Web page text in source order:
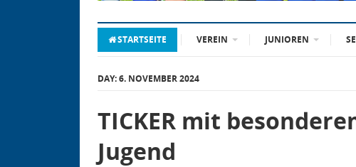
STARTSEITE VEREIN JUNIOREN
DAY:6. NOVEMBER 2024
TICKER mit
Jugend